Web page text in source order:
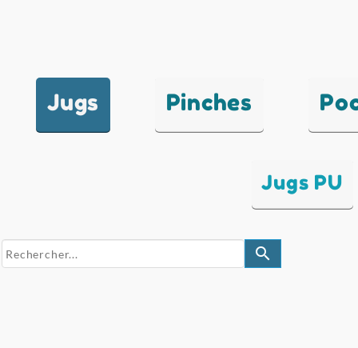
Jugs Pinches
Jugs PU
search